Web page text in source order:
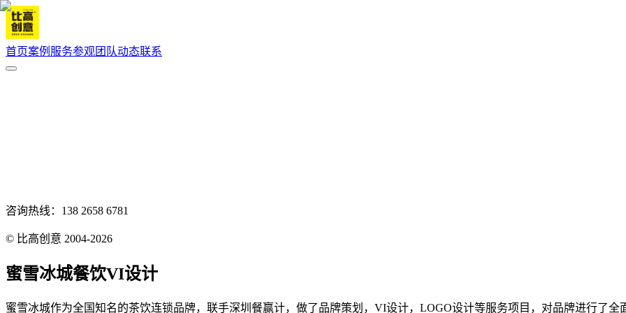
首页案例 服务参观团队动态联系
咨询热线：138 2658 6781
© 比高创意 2004-2026
蜜雪冰城餐饮VI设计
蜜雪冰城作为全国知名的茶饮连锁品牌，联手深圳餐赢计，做了品牌策划，VI设计，LOGO设计等服务项目，对品牌进行了全